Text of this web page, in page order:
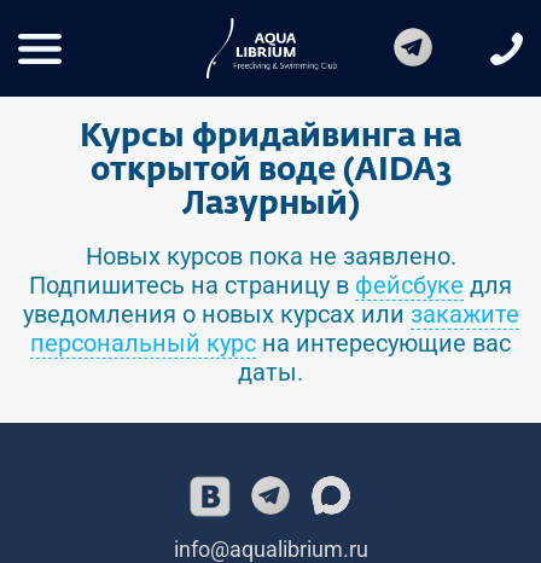
Курсы фридайвинга на
открытой воде (AIDA3
Лазурный)
Новых курсов пока не заявлено.
Подпишитесь на страницу в фейсбуке для
уведомления о новых курсах или закажите
персональный курс на интересующие вас
даты.
info@aqualibrium.ru